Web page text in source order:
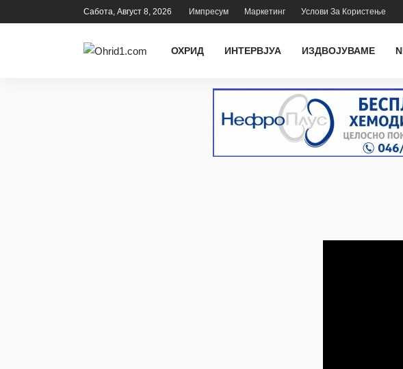
Сабота, Август 8, 2026 Импресум Маркетинг Услови За Користење
ОХРИД ИНТЕРВЈУА ИЗДВОЈУВАМЕ